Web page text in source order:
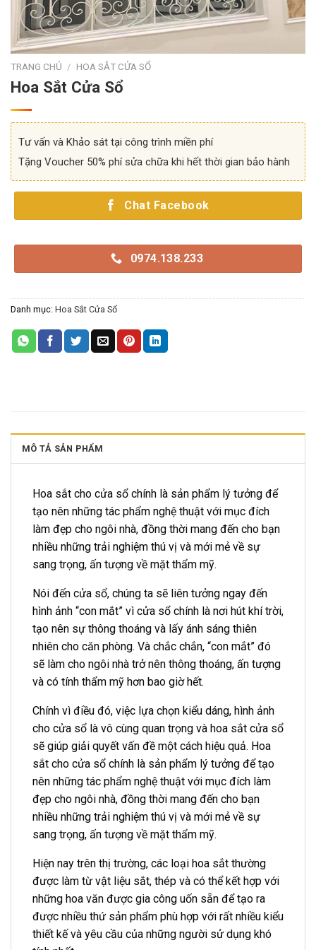
TRANG CHỦ / HOA SẮT CỬA SỔ
Hoa Sắt Cửa Sổ
Tư vấn và Khảo sát tại công trình miền phí
Tặng Voucher 50% phí sửa chữa khi hết thời gian bảo hành
Chat Facebook
0974.138.233
Danh mục: Hoa Sắt Cửa Sổ
MÔ TẢ SẢN PHẨM
Hoa sắt cho cửa sổ chính là sản phẩm lý tưởng để
tạo nên những tác phẩm nghệ thuật với mục đích
làm đẹp cho ngôi nhà, đồng thời mang đến cho bạn
nhiều những trải nghiệm thú vị và mới mẻ về sự
sang trọng, ấn tượng về mặt thẩm mỹ.
Nói đến cửa sổ, chúng ta sẽ liên tưởng ngay đến
hình ảnh “con mắt” vì cửa sổ chính là nơi hút khí trời,
tạo nên sự thông thoáng và lấy ánh sáng thiên
nhiên cho căn phòng. Và chắc chắn, “con mắt” đó
sẽ làm cho ngôi nhà trở nên thông thoáng, ấn tượng
và có tính thẩm mỹ hơn bao giờ hết.
Chính vì điều đó, việc lựa chọn kiểu dáng, hình ảnh
cho cửa sổ là vô cùng quan trọng và hoa sắt cửa sổ
sẽ giúp giải quyết vấn đề một cách hiệu quả. Hoa
sắt cho cửa sổ chính là sản phẩm lý tưởng để tạo
nên những tác phẩm nghệ thuật với mục đích làm
đẹp cho ngôi nhà, đồng thời mang đến cho bạn
nhiều những trải nghiệm thú vị và mới mẻ về sự
sang trọng, ấn tượng về mặt thẩm mỹ.
Hiện nay trên thị trường, các loại hoa sắt thường
được làm từ vật liệu sắt, thép và có thể kết hợp với
những hoa văn được gia công uốn sẵn để tạo ra
được nhiều thứ sản phẩm phù hợp với rất nhiều kiểu
thiết kế và yêu cầu của những người sử dụng khó